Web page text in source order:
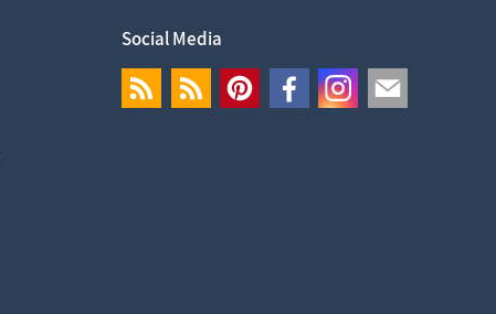
Social Media